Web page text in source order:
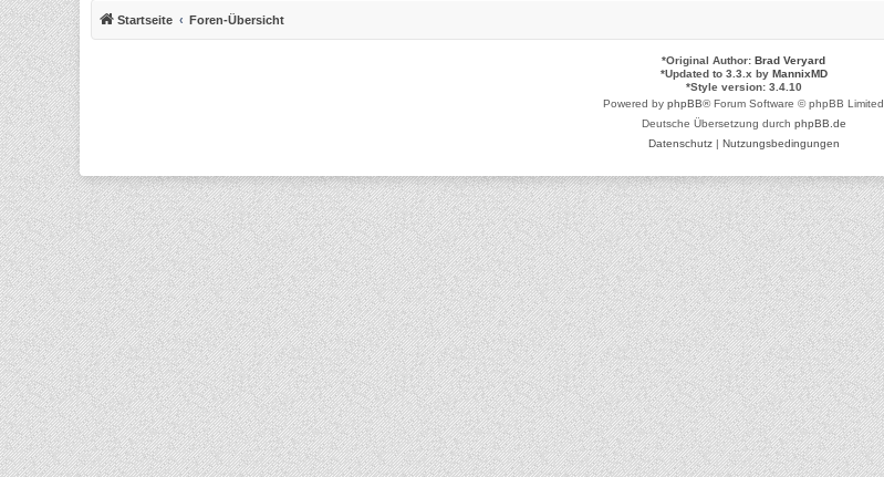
Startseite Foren-Übersicht
*Original Author: Brad Veryard
*Updated to 3.3.x by MannixMD
*Style version: 3.4.10
Powered by phpBB® Forum Software © phpBB Limited
Deutsche Übersetzung durch phpBB.de
Datenschutz| Nutzungsbedingungen